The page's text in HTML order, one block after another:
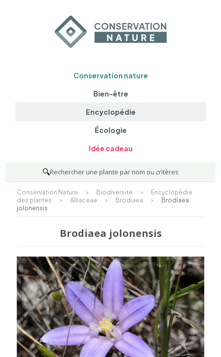
Conservation nature
Bien-être
Encyclopédie
Écologie
Idée cadeau
🔍Rechercher une plante par nom ou critères
Conservation Nature > Biodiversité >
Encyclopédie
des plantes
> Alliaceae > Brodiaea >
Brodiaea
jolonensis
Brodiaea jolonensis